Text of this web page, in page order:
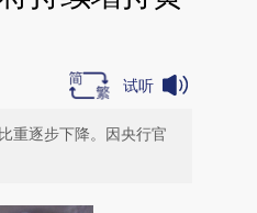
试听
重逐步下降。因央行官